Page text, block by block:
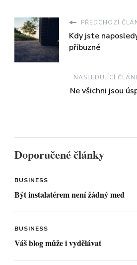
PŘEDCHOZÍ
Kdy jste
příbuzné
NASLEDUJÍCÍ
Ne všichni jsou
Doporučené články
BUSINESS
Být instalatérem není žádný med
BUSINESS
Váš blog může i vydělávat